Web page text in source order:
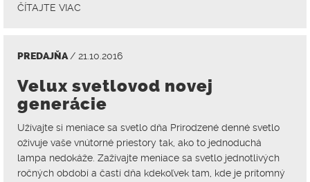
ČÍTAJTE VIAC
PREDAJŇA/ 21.10.2016
Velux svetlovod novej
generácie
Užívajte si meniace sa svetlo dňa Prirodzené denné svetlo
oživuje vaše vnútorné priestory tak, ako to jednoduchá
lampa nedokáže. Zažívajte meniace sa svetlo jednotlivých
ročných období a častí dňa kdekoľvek tam, kde je prítomný